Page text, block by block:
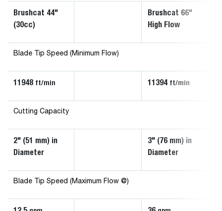
Brushcat 44"
(30cc)
Brushcat 66"
High Flow
Blade Tip Speed (Minimum Flow)
11948 ft/min 11394 ft/min
Cutting Capacity
2" (51 mm) in
Diameter
3" (76 mm) in
Diameter
Blade Tip Speed (Maximum Flow @)